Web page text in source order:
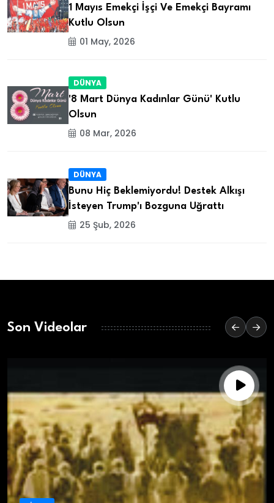
1 Mayıs Emekçi İşçi Ve Emekçi Bayramı
Kutlu Olsun
01 May, 2026
DÜNYA
'8 Mart Dünya Kadınlar Günü' Kutlu
Olsun
08 Mar, 2026
DÜNYA
Bunu Hiç Beklemiyordu! Destek Alkışı
İsteyen Trump'ı Bozguna Uğrattı
25 Şub, 2026
Son Videolar